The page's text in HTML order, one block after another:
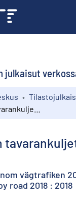
julkaisut
vägtrafiken
road 2018 : 2018